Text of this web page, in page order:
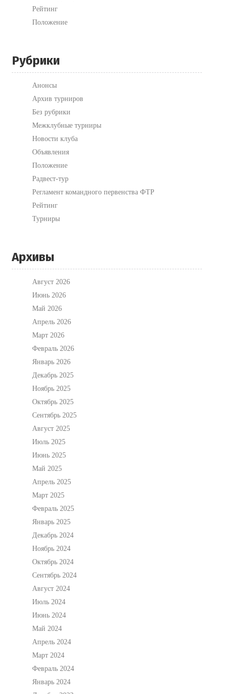
Рейтинг
Положение
Рубрики
Анонсы
Архив турниров
Без рубрики
Межклубные турниры
Новости клуба
Объявления
Положение
Радвест-тур
Регламент командного первенства ФТР
Рейтинг
Турниры
Архивы
Август 2026
Июнь 2026
Май 2026
Апрель 2026
Март 2026
Февраль 2026
Январь 2026
Декабрь 2025
Ноябрь 2025
Октябрь 2025
Сентябрь 2025
Август 2025
Июль 2025
Июнь 2025
Май 2025
Апрель 2025
Март 2025
Февраль 2025
Январь 2025
Декабрь 2024
Ноябрь 2024
Октябрь 2024
Сентябрь 2024
Август 2024
Июль 2024
Июнь 2024
Май 2024
Апрель 2024
Март 2024
Февраль 2024
Январь 2024